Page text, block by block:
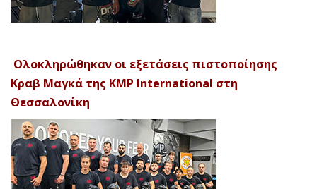
Ολοκληρώθηκαν οι εξετάσεις πιστοποίησης
Κραβ Μαγκά της KMP International στη
Θεσσαλονίκη